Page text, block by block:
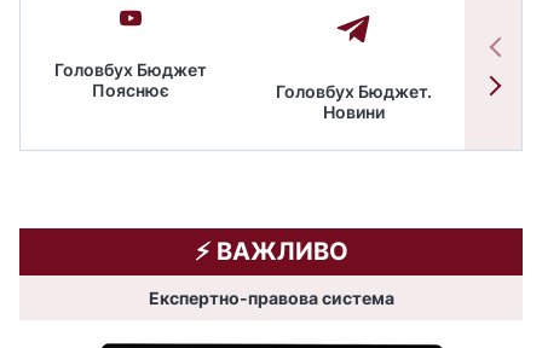
Головбух Бюджет
Пояснює
Головбух Бюджет.
Новини
⚡️ ВАЖЛИВО
Експертно-правова система